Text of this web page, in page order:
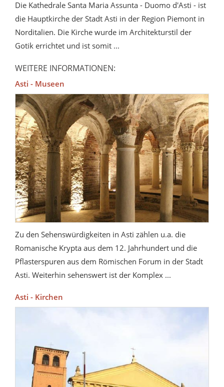
Die Kathedrale Santa Maria Assunta - Duomo d'Asti - ist
die Hauptkirche der Stadt Asti in der Region Piemont in
Norditalien. Die Kirche wurde im Architekturstil der
Gotik errichtet und ist somit ...
WEITERE INFORMATIONEN:
Asti - Museen
Zu den Sehenswürdigkeiten in Asti zählen u.a. die
Romanische Krypta aus dem 12. Jahrhundert und die
Pflasterspuren aus dem Römischen Forum in der Stadt
Asti. Weiterhin sehenswert ist der Komplex ...
Asti - Kirchen